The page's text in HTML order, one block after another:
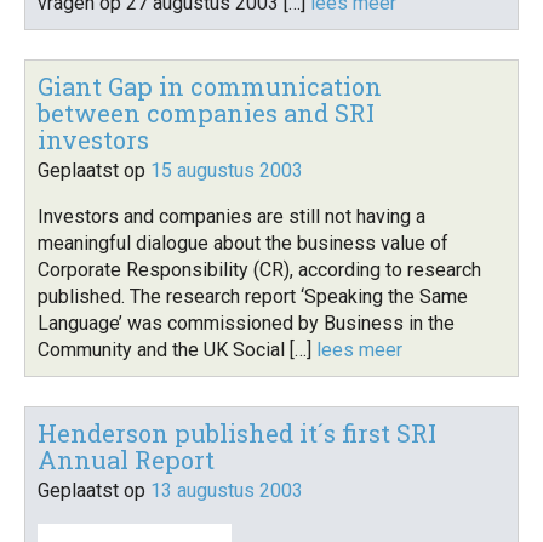
Giant Gap in communication
between companies and SRI
investors
Geplaatst op 15 augustus 2003
Investors and companies are still not having a
meaningful dialogue about the business value of
Corporate Responsibility (CR), according to research
published. The research report ‘Speaking the Same
Language’ was commissioned by Business in the
Community and the UK Social […] lees meer
Henderson published it´s first SRI
Annual Report
Geplaatst op 13 augustus 2003